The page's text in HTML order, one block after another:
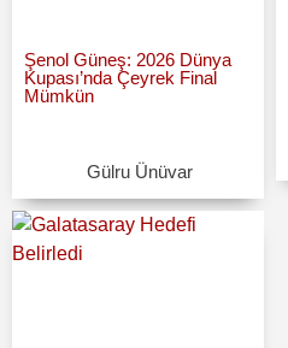
Şenol Güneş: 2026 Dünya
Kupası’nda Çeyrek Final
Mümkün
Gülru Ünüvar